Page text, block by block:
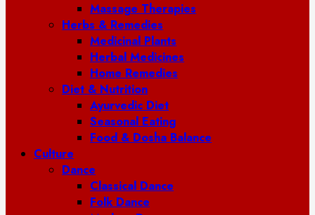
Massage Therapies
Herbs & Remedies
Medicinal Plants
Herbal Medicines
Home Remedies
Diet & Nutrition
Ayurvedic Diet
Seasonal Eating
Food & Dosha Balance
Culture
Dance
Classical Dance
Folk Dance